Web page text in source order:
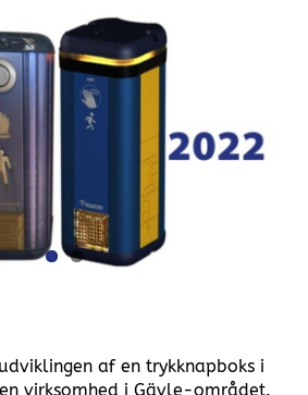
af en trykknapboks i
virksomhed i Gävle-området.